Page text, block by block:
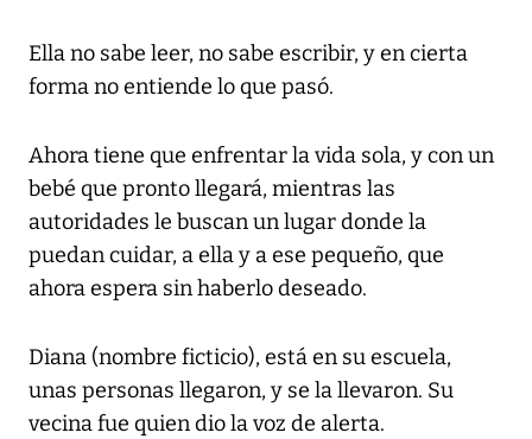
Ella no sabe leer, no sabe escribir, y en cierta
forma no entiende lo que pasó.
Ahora tiene que enfrentar la vida sola, y con un
bebé que pronto llegará, mientras las
autoridades le buscan un lugar donde la
puedan cuidar, a ella y a ese pequeño, que
ahora espera sin haberlo deseado.
Diana (nombre ficticio), está en su escuela,
unas personas llegaron, y se la llevaron. Su
vecina fue quien dio la voz de alerta.